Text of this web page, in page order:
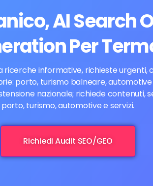
AI Search
Per
informative, richieste urgenti,
porto, turismo balneare, automotive
nazionale; richiede contenuti,
porto, turismo, automotive e servizi.
Richiedi Audit SEO/GEO